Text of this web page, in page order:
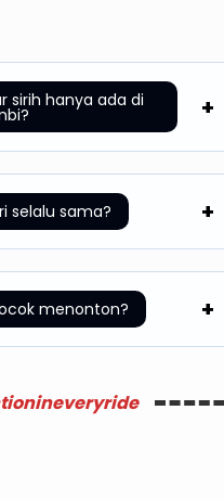
sirih hanya ada di
selalu sama?
menonton?